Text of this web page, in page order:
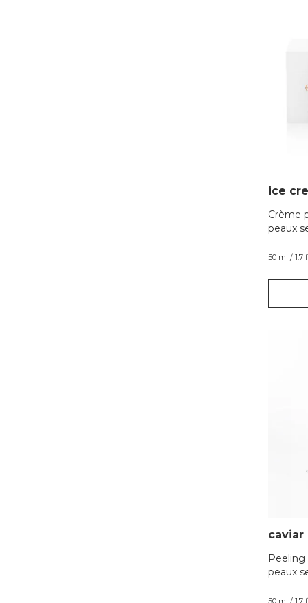
ice
Crème
peaux
50 ml / 1.7
peaux
50 ml / 1.7